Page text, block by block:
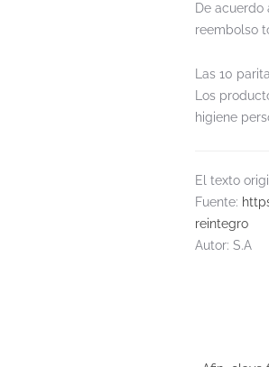
De acuerdo
reembolso
Las 10
Los
higiene
El texto
Fuente:
reintegro
Autor: S.A